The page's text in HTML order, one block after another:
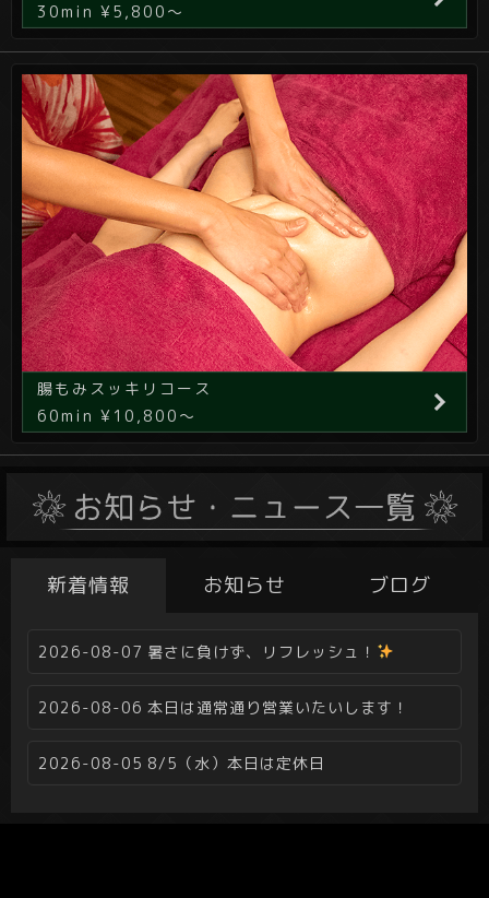
30min ¥5,800～
腸もみスッキリコース
60min ¥10,800～
新着情報 お知らせ ブログ
2026-08-07 暑さに負けず、リフレッシュ！
2026-08-06 本日は通常通り営業いたいします！
2026-08-05 8/5（水）本日は定休日